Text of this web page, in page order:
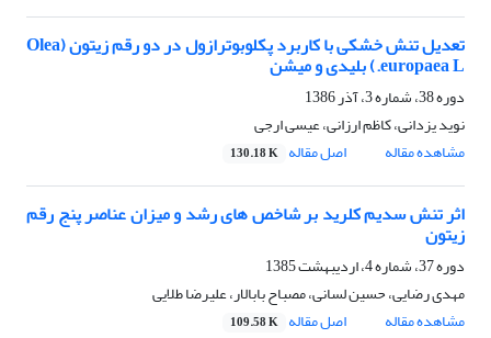
تعدیل تنش خشکی با کاربرد پکلوبوترازول در دو رقم زیتون (Olea
europaea L.) بلیدی و میشن
دوره 38، شماره 3، آذر 1386
نوید یزدانی، کاظم ارزانی، عیسی ارجی
مشاهده مقاله
اصل مقاله 130.18 K
اثر تنش سدیم کلرید بر شاخص های رشد و میزان عناصر پنج رقم
زیتون
دوره 37، شماره 4، اردیبهشت 1385
مهدی رضایی، حسین لسانی، مصباح بابالار، علیرضا طلایی
مشاهده مقاله
اصل مقاله 109.58 K